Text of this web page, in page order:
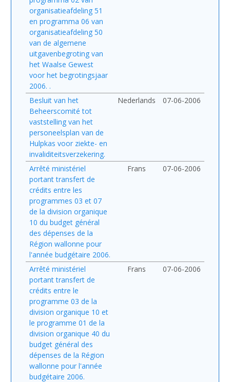
organisatieafdeling 51
en programma 06 van
organisatieafdeling 50
van de algemene
uitgavenbegroting van
het Waalse Gewest
voor het begrotingsjaar
2006. .
Besluit van het
Beheerscomité tot
vaststelling van het
personeelsplan van de
Hulpkas voor ziekte- en
invaliditeitsverzekering.
Nederlands 07-06-2006
Arrêté ministériel
portant transfert de
crédits entre les
programmes 03 et 07
de la division organique
10 du budget général
des dépenses de la
Région wallonne pour
l'année budgétaire 2006.
Frans 07-06-2006
Arrêté ministériel
portant transfert de
crédits entre le
programme 03 de la
division organique 10 et
le programme 01 de la
division organique 40 du
budget général des
dépenses de la Région
wallonne pour l'année
budgétaire 2006.
Frans 07-06-2006